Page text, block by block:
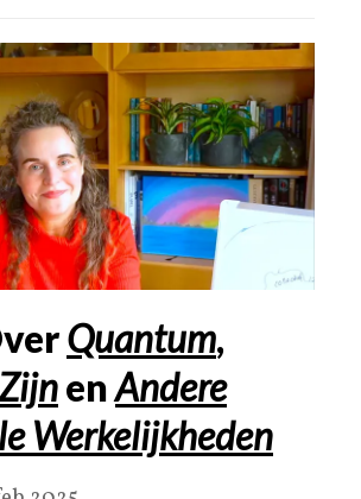
Quantum,
enAndere
Werkelijkheden